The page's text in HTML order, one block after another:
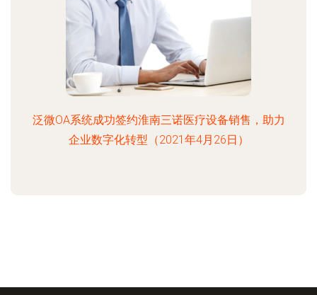
泛微OA系统成功签约淮南三诺医疗设备销售，助力
企业数字化转型（2021年4月26日）